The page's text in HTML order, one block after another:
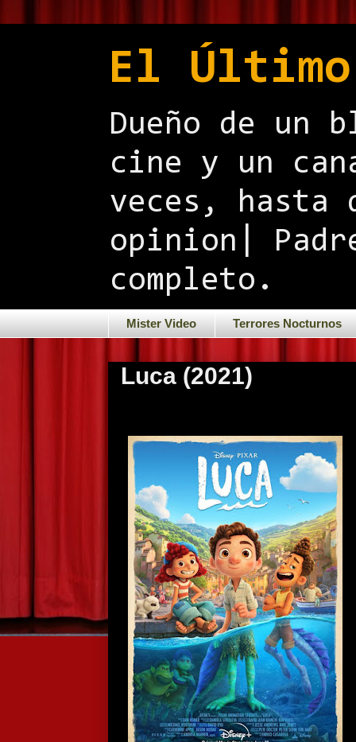
El
Dueño de un
cine y un
veces, hasta
opinion|
completo.
Mister Video Terrores Nocturnos
Luca (2021)